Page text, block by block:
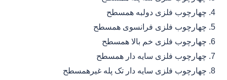
چهارچوب فلزی دولبه همسطح
چهارچوب فلزی فرانسوی همسطح
چهارچوب فلزی خم بالا همسطح
چهارچوب فلزی سایه دار همسطح
چهارچوب فلزی سایه دار تک پله غیرهمسطح